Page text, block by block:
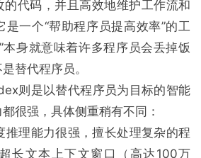
代码，并且高效地维护工作流和
一个“帮助程序员提高效率”的工
本身就意味着许多程序员会丢掉饭
替代程序员。
则是以替代程序员为目标的智能
很强，具体侧重稍有不同：
理能力很强，擅长处理复杂的程
长文本上下文窗口（高达100万